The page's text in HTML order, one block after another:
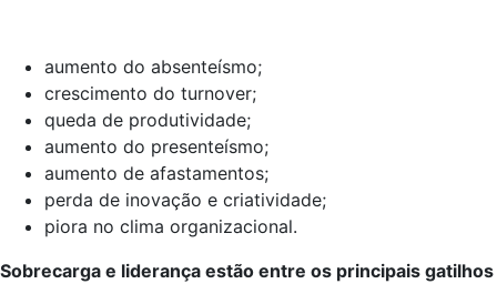
aumento do absenteísmo;
crescimento do turnover;
queda de produtividade;
aumento do presenteísmo;
aumento de afastamentos;
perda de inovação e criatividade;
piora no clima organizacional.
Sobrecarga e liderança estão entre os principais gatilhos